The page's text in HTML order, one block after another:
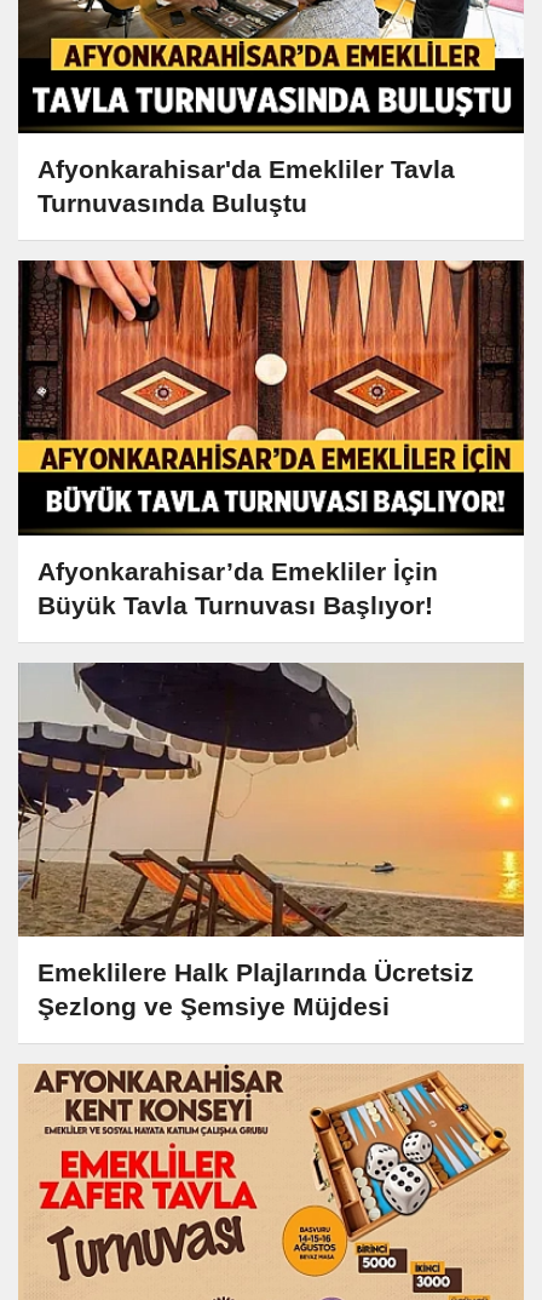
Afyonkarahisar'da Emekliler Tavla
Turnuvasında Buluştu
Afyonkarahisar’da Emekliler İçin
Büyük Tavla Turnuvası Başlıyor!
Emeklilere Halk Plajlarında Ücretsiz
Şezlong ve Şemsiye Müjdesi